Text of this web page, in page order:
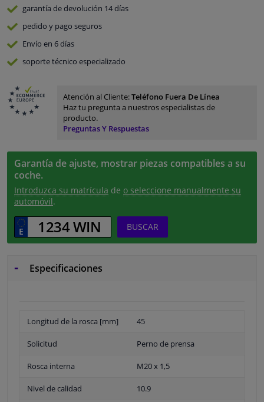
garantía de devolución 14 días
pedido y pago seguros
Envío en 6 días
soporte técnico especializado
Atención al Cliente:Teléfono Fuera De Línea
Haz tu pregunta a nuestros especialistas de
producto.
Preguntas Y Respuestas
Garantía de ajuste, mostrar piezas compatibles a su
coche.
Introduzca su matrícula de o seleccione manualmente su
automóvil.
BUSCAR
Especificaciones
Longitud de la rosca [mm] 45
Solicitud Perno de prensa
Rosca interna M20 x 1,5
Nivel de calidad 10.9